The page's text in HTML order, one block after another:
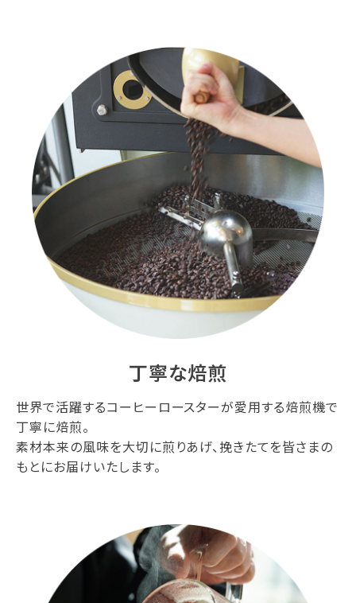
丁寧な焙煎
世界で活躍するコーヒーロースターが愛用する焙煎機で
丁寧に焙煎。
素材本来の風味を大切に煎りあげ、挽きたてを皆さまの
もとにお届けいたします。